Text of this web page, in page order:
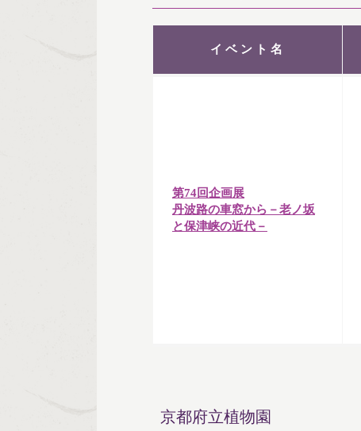
イベント名
第74回企画展
丹波路の車窓から－老ノ坂
と保津峡の近代－
京都府立植物園